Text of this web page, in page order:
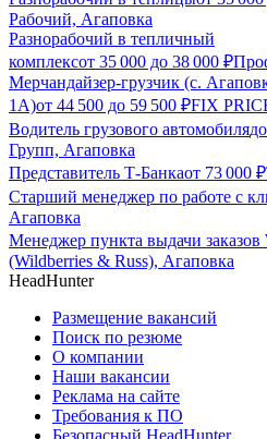
Рабочий, Агаповка
Разнорабочий в тепличный
комплексот 35 000 до 38 000 ₽
Мерчандайзер-грузчик (с.
1А)от 44 500 до 59 500 ₽FIX
Водитель грузового автомобилядо
Групп, Агаповка
Представитель Т-Банкаот 73 000 ₽
Старший менеджер по работе с
Агаповка
Менеджер пункта выдачи заказов
(Wildberries & Russ), Агаповка
HeadHunter
Размещение вакансий
Поиск по резюме
О компании
Наши вакансии
Реклама на сайте
Требования к ПО